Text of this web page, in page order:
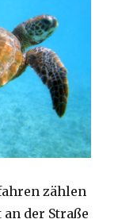
zählen
der Straße